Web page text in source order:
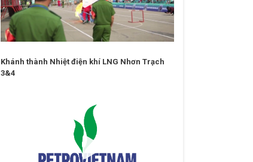
Khánh thành Nhiệt điện khí LNG Nhơn Trạch
3&4